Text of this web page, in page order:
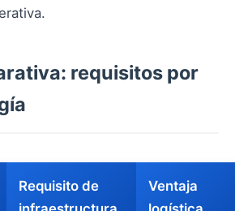
requisitos por
Requisito de
Ventaja